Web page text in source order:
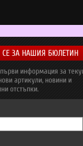
СЕ ЗА НАШИЯ БЮЛЕТИН
информация за
артикули, новини и
отстъпки.